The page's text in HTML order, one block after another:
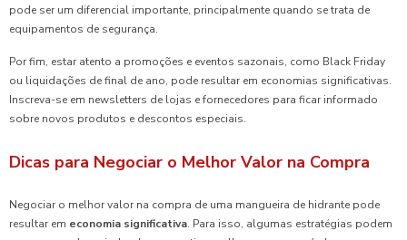
pode ser um diferencial importante, principalmente quando se trata de
equipamentos de segurança.
Por fim, estar atento a promoções e eventos sazonais, como Black Friday
ou liquidações de final de ano, pode resultar em economias significativas.
Inscreva-se em newsletters de lojas e fornecedores para ficar informado
sobre novos produtos e descontos especiais.
Dicas para Negociar o Melhor Valor na Compra
Negociar o melhor valor na compra de uma mangueira de hidrante pode
resultar em economia significativa. Para isso, algumas estratégias podem